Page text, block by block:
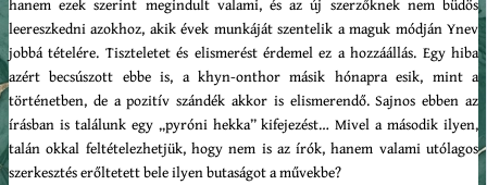
hanem ezek szerint megindult valami, és az új szerzőknek nem büdös
leereszkedni azokhoz, akik évek munkáját szentelik a maguk módján Ynev
jobbá tételére. Tiszteletet és elismerést érdemel ez a hozzáállás. Egy hiba
azért becsúszott ebbe is, a khyn-onthor másik hónapra esik, mint a
történetben, de a pozitív szándék akkor is elismerendő. Sajnos ebben az
írásban is találunk egy „pyróni hekka” kifejezést… Mivel a második ilyen,
talán okkal feltételezhetjük, hogy nem is az írók, hanem valami utólagos
szerkesztés erőltetett bele ilyen butaságot a művekbe?